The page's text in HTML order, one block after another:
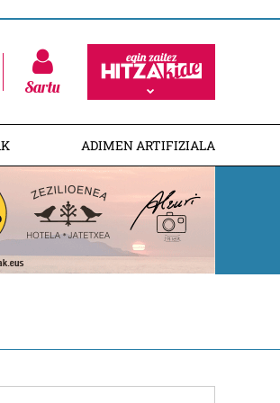
Sartu
ADIMEN ARTIFIZIALA